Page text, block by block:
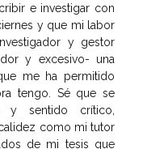
e investigar con
y que mi labor
y gestor
y excesivo- una
me ha permitido
tengo. Sé que se
y sentido crítico,
como mi tutor
de mi tesis que